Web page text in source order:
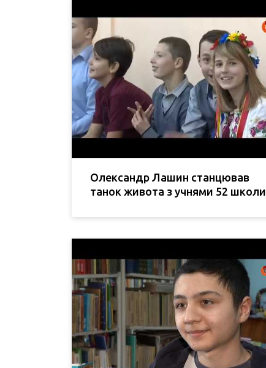
Олександр Лашин станцював
танок живота з учнями 52 школи